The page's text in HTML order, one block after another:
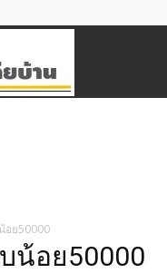
อย50000
น้อย50000